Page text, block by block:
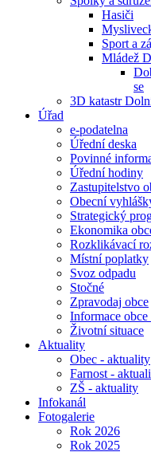
Hasiči
Sport a
Mládež
se
3D katastr
Úřad
e-podatelna
Úřední deska
Povinné
Úřední hodiny
Zastupitelstvo
Obecní
Strategický
Ekonomika
Rozklikávací
Místní poplatky
Svoz odpadu
Stočné
Zpravodaj obce
Informace
Životní situace
Aktuality
Obec - aktuality
Farnost -
ZŠ - aktuality
Infokanál
Fotogalerie
Rok 2026
Rok 2025